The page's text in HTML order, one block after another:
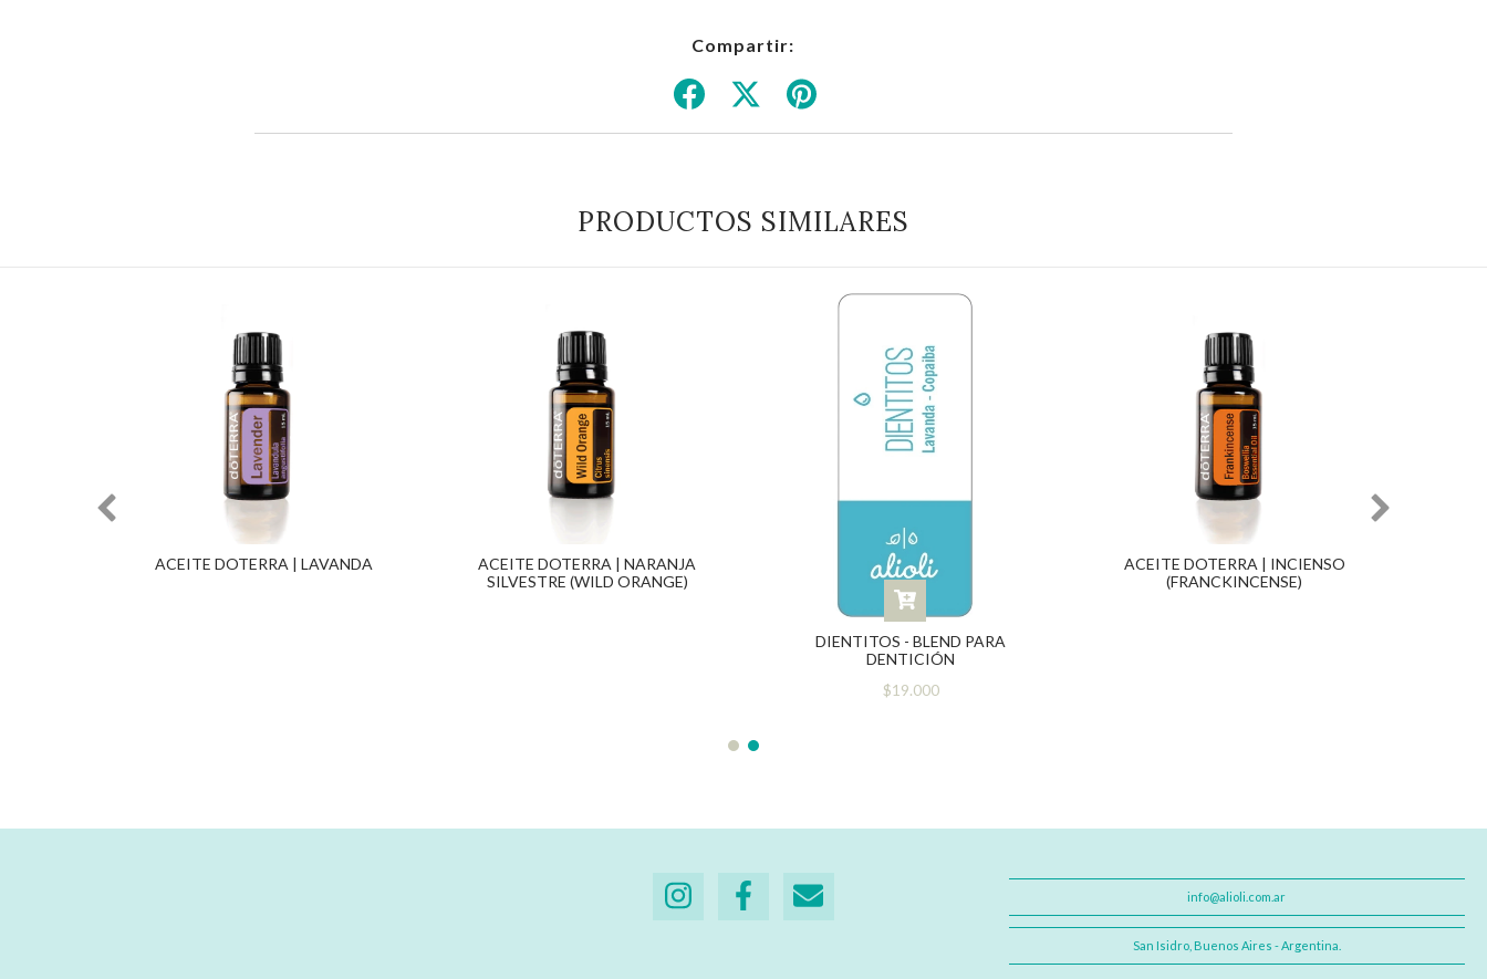
Compartir:
PRODUCTOS SIMILARES
ACEITE DOTERRA | LAVANDA
ACEITE DOTERRA | NARANJA
SILVESTRE (WILD ORANGE)
DIENTITOS - BLEND PARA
DENTICIÓN
$19.000
ACEITE DOTERRA | INCIENSO
(FRANCKINCENSE)
info@alioli.com.ar
San Isidro, Buenos Aires - Argentina.